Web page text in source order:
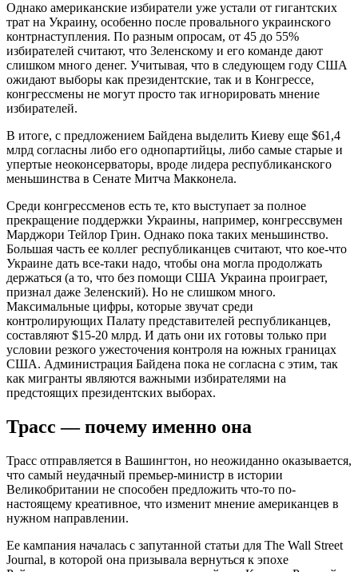
Однако американские избиратели уже устали от гигантских
трат на Украину, особенно после провального украинского
контрнаступления. По разным опросам, от 45 до 55%
избирателей считают, что Зеленскому и его команде дают
слишком много денег. Учитывая, что в следующем году США
ожидают выборы как президентские, так и в Конгрессе,
конгрессмены не могут просто так игнорировать мнение
избирателей.
В итоге, с предложением Байдена выделить Киеву еще $61,4
млрд согласны либо его однопартийцы, либо самые старые и
упертые неоконсерваторы, вроде лидера республиканского
меньшинства в Сенате Митча Макконела.
Среди конгрессменов есть те, кто выступает за полное
прекращение поддержки Украины, например, конгрессвумен
Марджори Тейлор Грин. Однако пока таких меньшинство.
Большая часть ее коллег республиканцев считают, что кое-что
Украине дать все-таки надо, чтобы она могла продолжать
держаться (а то, что без помощи США Украина проиграет,
признал даже Зеленский). Но не слишком много.
Максимальные цифры, которые звучат среди
контролирующих Палату представителей республиканцев,
составляют $15-20 млрд. И дать они их готовы только при
условии резкого ужесточения контроля на южных границах
США. Администрация Байдена пока не согласна с этим, так
как мигранты являются важными избирателями на
предстоящих президентских выборах.
Трасс — почему именно она
Трасс отправляется в Вашингтон, но неожиданно оказывается,
что самый неудачный премьер-министр в истории
Великобритании не способен предложить что-то по-
настоящему креативное, что изменит мнение американцев в
нужном направлении.
Ее кампания началась с запутанной статьи для The Wall Street
Journal, в которой она призывала вернуться к эпохе